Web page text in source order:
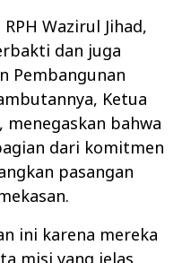
Wazirul Jihad,
dan juga
Pembangunan
Ketua
menegaskan bahwa
dari komitmen
pasangan
ini karena mereka